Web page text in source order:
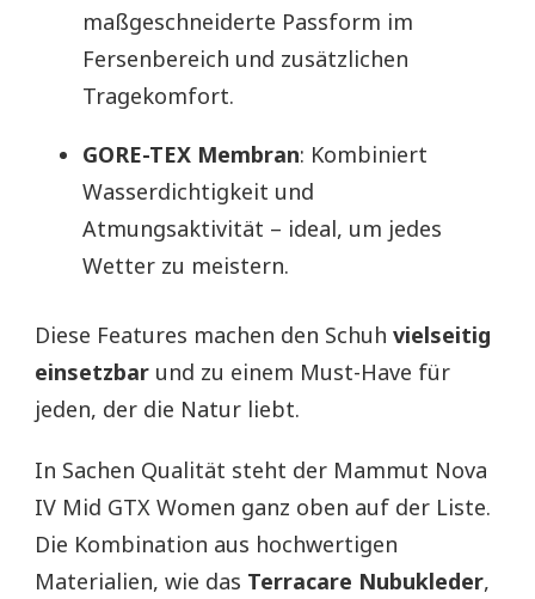
maßgeschneiderte Passform im
Fersenbereich und zusätzlichen
Tragekomfort.
GORE-TEX Membran: Kombiniert
Wasserdichtigkeit und
Atmungsaktivität – ideal, um jedes
Wetter zu meistern.
Diese Features machen den Schuh vielseitig
einsetzbar und zu einem Must-Have für
jeden, der die Natur liebt.
In Sachen Qualität steht der Mammut Nova
IV Mid GTX Women ganz oben auf der Liste.
Die Kombination aus hochwertigen
Materialien, wie das Terracare Nubukleder,